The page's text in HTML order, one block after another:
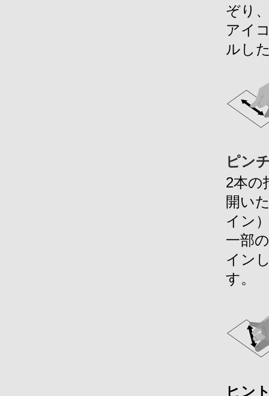
ぞり
アイ
ルし
ピン
2本の
開い
イン
一部
イン
す。
ヒン